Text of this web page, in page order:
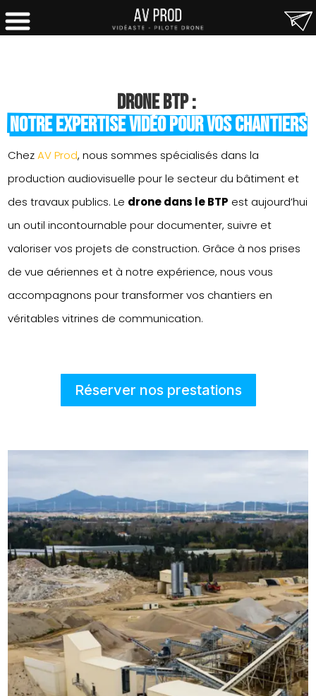
Drone BTP :
notre expertise vidéo pour vos chantiers
ChezAV Prod, nous sommes spécialisés dans la
production audiovisuelle pour le secteur du bâtiment et
des travaux publics. Le drone dans le BTP est aujourd’hui
un outil incontournable pour documenter, suivre et
valoriser vos projets de construction. Grâce à nos prises
de vue aériennes et à notre expérience, nous vous
accompagnons pour transformer vos chantiers en
véritables vitrines de communication.
Réserver nos prestations